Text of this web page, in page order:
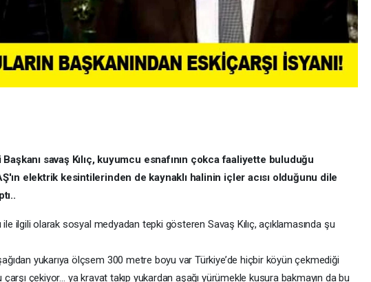
savaş Kılıç, kuyumcu esnafının çokca faaliyette buluduğu
elektrik kesintilerinden de kaynaklı halinin içler acısı olduğunu dile
ile ilgili olarak sosyal medyadan tepki gösteren Savaş Kılıç, açıklamasında şu
yukarıya ölçsem 300 metre boyu var Türkiye’de hiçbir köyün çekmediği
çekiyor… ya kravat takıp yukardan aşağı yürümekle kusura bakmayın da bu